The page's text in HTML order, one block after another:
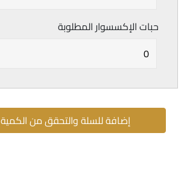
حبات الإكسسوار المطلوبة
إضافة للسلة والتحقق من الكمية